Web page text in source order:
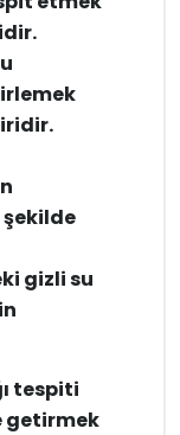
şekilde
gizli su
tespiti
getirmek